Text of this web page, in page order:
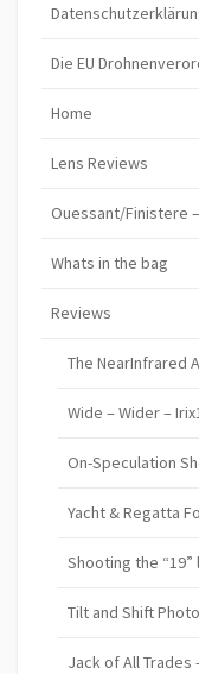
Die EU
Home
Lens Reviews
Ouessant/Finistere
Whats in the bag
Reviews
The NearInfrared
Wide – Wider –
On-Speculation
Yacht & Regatta
Shooting the
Tilt and Shift
Jack of All Trades